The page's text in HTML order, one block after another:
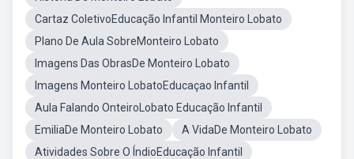
Cartaz ColetivoEducação Infantil Monteiro Lobato
Plano De Aula SobreMonteiro Lobato
Imagens Das ObrasDe Monteiro Lobato
Imagens Monteiro LobatoEducaçao Infantil
Aula Falando OnteiroLobato Educação Infantil
EmiliaDe Monteiro Lobato
A VidaDe Monteiro Lobato
Atividades Sobre O ÍndioEducação Infantil